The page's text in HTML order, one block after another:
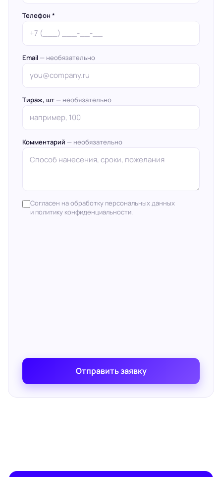
Телефон *
Email — необязательно
Тираж, шт — необязательно
Комментарий — необязательно
Согласен на обработку персональных данных
и политику конфиденциальности.
Отправить заявку